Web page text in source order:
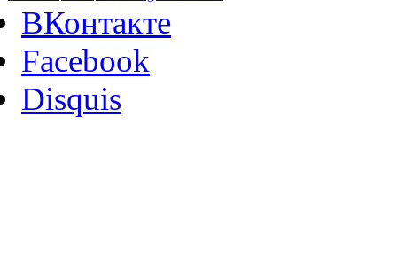
ВКонтакте
Facebook
Disquis